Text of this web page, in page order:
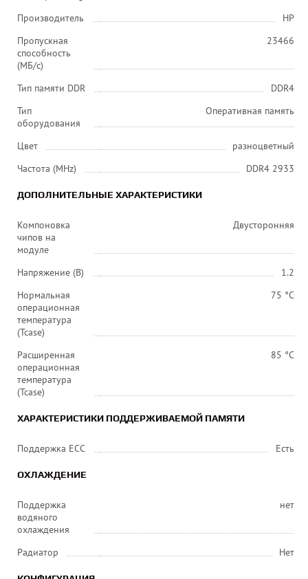
Производитель
HP
Пропускная
способность
(МБ/с)
23466
Тип памяти DDR
DDR4
Тип
оборудования
Оперативная память
Цвет
разноцветный
Частота (MHz)
DDR4 2933
ДОПОЛНИТЕЛЬНЫЕ ХАРАКТЕРИСТИКИ
Компоновка
чипов на
модуле
Двусторонняя
Напряжение (В)
1.2
Нормальная
операционная
температура
(Tcase)
75 °C
Расширенная
операционная
температура
(Tcase)
85 °C
ХАРАКТЕРИСТИКИ ПОДДЕРЖИВАЕМОЙ ПАМЯТИ
Поддержка ECC Есть
ОХЛАЖДЕНИЕ
Поддержка
водяного
охлаждения
нет
Радиатор Нет